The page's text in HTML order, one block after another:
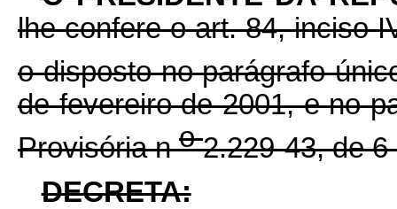
lhe confere o art. 84, inciso
o disposto no parágrafo
de fevereiro de 2001, e no
Provisória no2.229-43, de
DECRETA: